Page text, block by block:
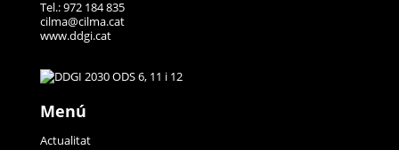
Tel.: 972 184 835
cilma@cilma.cat
www.ddgi.cat
Menú
Actualitat